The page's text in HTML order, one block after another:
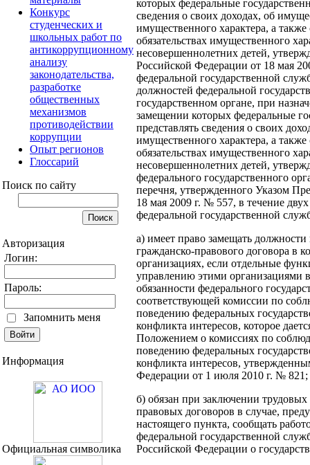
Конкурс
студенческих и
школьных работ по
антикоррупционному
анализу
законодательства,
разработке
общественных
механизмов
противодействии
коррупции
Опыт регионов
Глоссарий
Поиск по сайту
Авторизация
Логин:
Пароль:
Запомнить меня
Информация
Официальная символика
которых федеральные
сведения о своих доходах, об
имущественного характера, а
обязательствах имущественного
несовершеннолетних детей,
Российской Федерации от 18 мая
федеральной государственной
должностей федеральной
государственном органе, при
замещении которых федеральные
представлять сведения о своих
имущественного характера, а
обязательствах имущественного
несовершеннолетних детей,
федерального государственного
перечня, утвержденного Указом
18 мая 2009 г. № 557, в течение
федеральной государственной
а) имеет право замещать
гражданско-правового договора в
организациях, если отдельные
управлению этими организациями
обязанности федерального
соответствующей комиссии по
поведению федеральных
конфликта интересов, которое
Положением о комиссиях по
поведению федеральных
конфликта интересов,
Федерации от 1 июля 2010 г. № 821;
б) обязан при заключении
правовых договоров в случае,
настоящего пункта, сообщать
федеральной государственной
Российской Федерации о